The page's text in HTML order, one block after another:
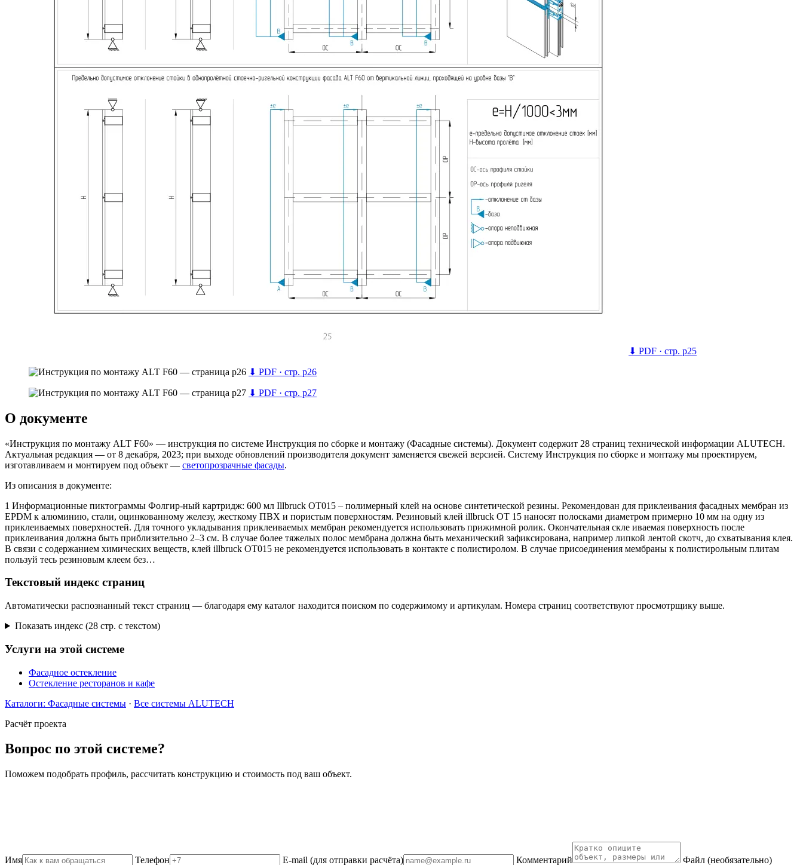
⬇ PDF · стр. p25
⬇ PDF · стр. p26
⬇ PDF · стр. p27
О документе
«Инструкция по монтажу ALT F60» — инструкция по системе Инструкция по сборке и монтажу (Фасадные системы). Документ содержит 28 страниц технической информации ALUTECH.
Актуальная редакция — от 8 декабря, 2023; при выходе обновлений производителя документ заменяется свежей версией. Систему Инструкция по сборке и монтажу мы проектируем,
изготавливаем и монтируем под объект — светопрозрачные фасады.
Из описания в документе:
1 Информационные пиктограммы Фолгир-ный картридж: 600 мл Illbruck OT015 – полимерный клей на основе синтетической резины. Рекомендован для приклеивания фасадных мембран из
EPDM к алюминию, стали, оцинкованному железу, жесткому ПВХ и пористым поверхностям. Резиновый клей illbruck OT 15 наносят полосками диаметром примерно 10 мм на одну из
приклеиваемых поверхностей. Для точного укладывания приклеиваемых мембран рекомендуется использовать прижимной ролик. Окончательная скле иваемая поверхность после
приклеивания должна быть приблизительно 2–3 см. В случае более тяжелых полос мембрана должна быть механический зафиксирована, например липкой лентой скотч, до схватывания клея.
В связи с содержанием химических веществ, клей illbruck OT015 не рекомендуется использовать в контакте с полистиролом. В случае присоединения мембраны к полистирольным плитам
пользуй тесь резиновым клеем без…
Текстовый индекс страниц
Автоматически распознанный текст страниц — благодаря ему каталог находится поиском по содержимому и артикулам. Номера страниц соответствуют просмотрщику выше.
Показать индекс (28 стр. с текстом)
Услуги на этой системе
Фасадное остекление
Остекление ресторанов и кафе
Каталоги: Фасадные системы · Все системы ALUTECH
Расчёт проекта
Вопрос по этой системе?
Поможем подобрать профиль, рассчитать конструкцию и стоимость под ваш объект.
Имя Телефон E-mail (для отправки расчёта) Комментарий Файл (необязательно)